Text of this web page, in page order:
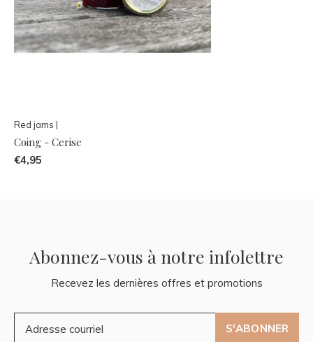
Red jams |
Coing - Cerise
€4,95
Abonnez-vous à notre infolettre
Recevez les dernières offres et promotions
S'ABONNER